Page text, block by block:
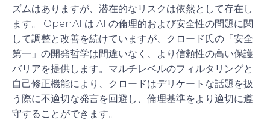
ズムはありますが、潜在的なリスクは依然として存在し
ます。 OpenAI は AI の倫理的および安全性の問題に関
して調整と改善を続けていますが、クロード氏の「安全
第一」の開発哲学は間違いなく、より信頼性の高い保護
バリアを提供します。マルチレベルのフィルタリングと
自己修正機能により、クロードはデリケートな話題を扱
う際に不適切な発言を回避し、倫理基準をより適切に遵
守することができます。